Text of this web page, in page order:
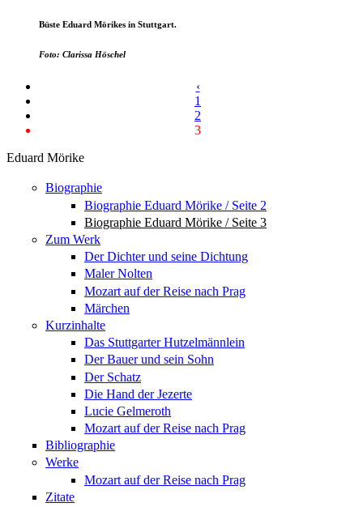
Büste Eduard Mörikes in Stuttgart.
Foto: Clarissa Höschel
‹
1
2
3
Eduard Mörike
Biographie
Biographie Eduard Mörike / Seite 2
Biographie Eduard Mörike / Seite 3
Zum Werk
Der Dichter und seine Dichtung
Maler Nolten
Mozart auf der Reise nach Prag
Märchen
Kurzinhalte
Das Stuttgarter Hutzelmännlein
Der Bauer und sein Sohn
Der Schatz
Die Hand der Jezerte
Lucie Gelmeroth
Mozart auf der Reise nach Prag
Bibliographie
Werke
Mozart auf der Reise nach Prag
Zitate